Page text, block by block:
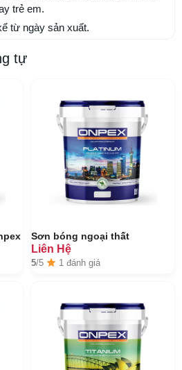
trẻ em.
từ ngày sản xuất.
tự
Sơn bóng ngoại thất
Liên Hệ
5/5 1 đánh giá